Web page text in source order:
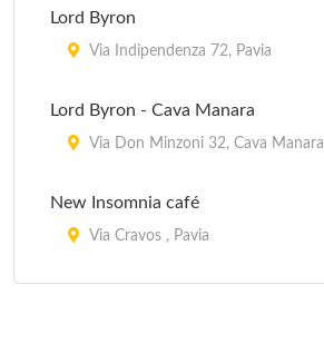
Lord Byron
Via Indipendenza 72, Pavia
Lord Byron - Cava Manara
Via Don Minzoni 32, Cava Manara
New Insomnia café
Via Cravos , Pavia